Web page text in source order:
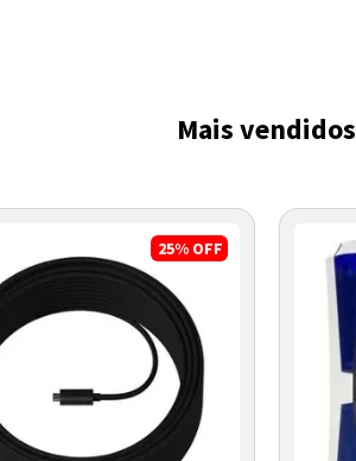
Cartão de créditoMais vendidos
25% OFF